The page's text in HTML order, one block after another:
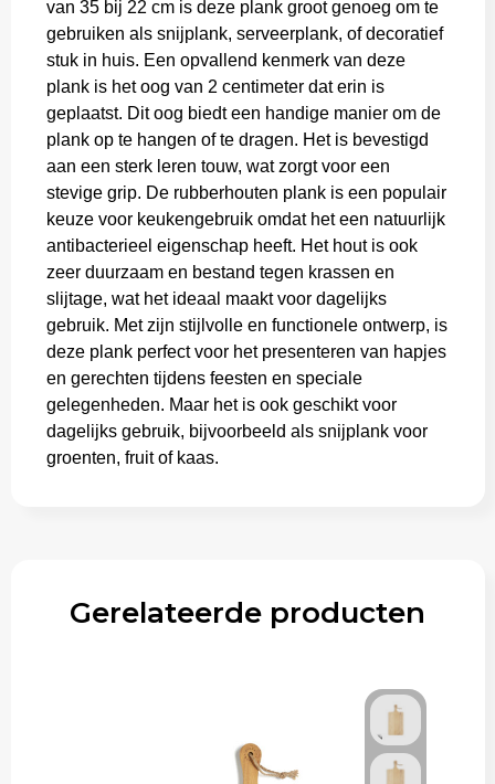
van 35 bij 22 cm is deze plank groot genoeg om te
gebruiken als snijplank, serveerplank, of decoratief
stuk in huis. Een opvallend kenmerk van deze
plank is het oog van 2 centimeter dat erin is
geplaatst. Dit oog biedt een handige manier om de
plank op te hangen of te dragen. Het is bevestigd
aan een sterk leren touw, wat zorgt voor een
stevige grip. De rubberhouten plank is een populair
keuze voor keukengebruik omdat het een natuurlijk
antibacterieel eigenschap heeft. Het hout is ook
zeer duurzaam en bestand tegen krassen en
slijtage, wat het ideaal maakt voor dagelijks
gebruik. Met zijn stijlvolle en functionele ontwerp, is
deze plank perfect voor het presenteren van hapjes
en gerechten tijdens feesten en speciale
gelegenheden. Maar het is ook geschikt voor
dagelijks gebruik, bijvoorbeeld als snijplank voor
groenten, fruit of kaas.
Gerelateerde producten